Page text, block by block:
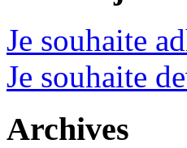
Je souhaite
Je souhaite
Archives